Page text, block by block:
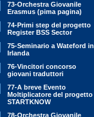
73-Orchestra Giovanile
Erasmus (pima pagina)
74-Primi step del progetto
Register BSS Sector
75-Seminario a Wateford in
Irlanda
76-Vincitori concorso
giovani traduttori
77-A breve Evento
Moltiplicatore del progetto
STARTKNOW
78-Orchestra Giovanile